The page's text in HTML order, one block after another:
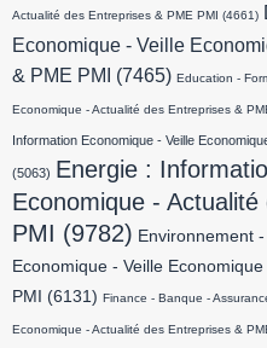
Actualité des Entreprises & PME PMI (4661)
Economique - Veille
& PME PMI
(7465) Education -
Economique - Actualité des Entreprises &
Information Economique - Veille
(5063) Energie :
Economique -
PMI (9782) Environnement
Economique - Veille
PMI
(6131) Finance - Banque -
Economique - Actualité des Entreprises &